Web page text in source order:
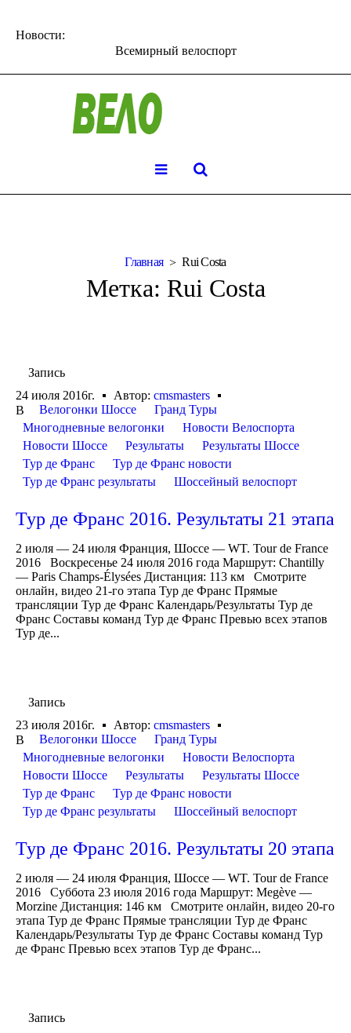
Новости:
Всемирный велоспорт
Главная Rui Costa
Метка: Rui Costa
Запись
24 июля 2016г.
Автор: cmsmasters
В
Велогонки Шоссе
Гранд Туры
Многодневные велогонки
Новости Велоспорта
Новости Шоссе
Результаты
Результаты Шоссе
Тур де Франс
Тур де Франс новости
Тур де Франс результаты
Шоссейный велоспорт
Тур де Франс 2016. Результаты 21 этапа
2 июля — 24 июля Франция, Шоссе — WT. Tour de France
2016 Воскресенье 24 июля 2016 года Маршрут: Chantilly
— Paris Champs-Élysées Дистанция: 113 км Смотрите
онлайн, видео 21-го этапа Тур де Франс Прямые
трансляции Тур де Франс Календарь/Результаты Тур де
Франс Составы команд Тур де Франс Превью всех этапов
Тур де...
Запись
23 июля 2016г.
Автор: cmsmasters
В
Велогонки Шоссе
Гранд Туры
Многодневные велогонки
Новости Велоспорта
Новости Шоссе
Результаты
Результаты Шоссе
Тур де Франс
Тур де Франс новости
Тур де Франс результаты
Шоссейный велоспорт
Тур де Франс 2016. Результаты 20 этапа
2 июля — 24 июля Франция, Шоссе — WT. Tour de France
2016 Суббота 23 июля 2016 года Маршрут: Megève —
Morzine Дистанция: 146 км Смотрите онлайн, видео 20-го
этапа Тур де Франс Прямые трансляции Тур де Франс
Календарь/Результаты Тур де Франс Составы команд Тур
де Франс Превью всех этапов Тур де Франс...
Запись